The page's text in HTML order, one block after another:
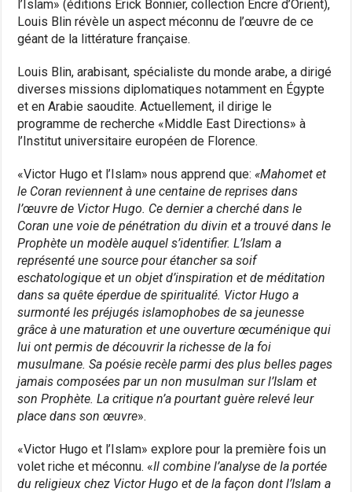
l’Islam» (éditions Erick Bonnier, collection Encre d’Orient),
Louis Blin révèle un aspect méconnu de l’œuvre de ce
géant de la littérature française.
Louis Blin, arabisant, spécialiste du monde arabe, a dirigé
diverses missions diplomatiques notamment en Égypte
et en Arabie saoudite. Actuellement, il dirige le
programme de recherche «Middle East Directions» à
l’Institut universitaire européen de Florence.
«Victor Hugo et l’Islam» nous apprend que: «Mahomet et
le Coran reviennent à une centaine de reprises dans
l’œuvre de Victor Hugo. Ce dernier a cherché dans le
Coran une voie de pénétration du divin et a trouvé dans le
Prophète un modèle auquel s’identifier. L’Islam a
représenté une source pour étancher sa soif
eschatologique et un objet d’inspiration et de méditation
dans sa quête éperdue de spiritualité. Victor Hugo a
surmonté les préjugés islamophobes de sa jeunesse
grâce à une maturation et une ouverture œcuménique qui
lui ont permis de découvrir la richesse de la foi
musulmane. Sa poésie recèle parmi des plus belles pages
jamais composées par un non musulman sur l’Islam et
son Prophète. La critique n’a pourtant guère relevé leur
place dans son œuvre».
«Victor Hugo et l’Islam» explore pour la première fois un
volet riche et méconnu. «Il combine l’analyse de la portée
du religieux chez Victor Hugo et de la façon dont l’Islam a